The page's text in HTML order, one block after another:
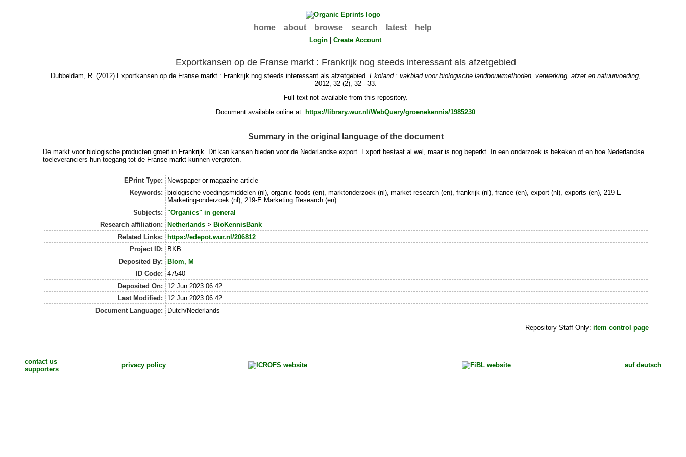
home about browse search latest help
Login |Create Account
Exportkansen op de Franse markt : Frankrijk nog steeds interessant als afzetgebied
Dubbeldam, R. (2012) Exportkansen op de Franse markt : Frankrijk nog steeds interessant als afzetgebied.Ekoland : vakblad voor biologische landbouwmethoden, verwerking, afzet en natuurvoeding,
2012, 32 (2), 32 - 33.
Full text not available from this repository.
Document available online at: https://library.wur.nl/WebQuery/groenekennis/1985230
Summary in the original language of the document
De markt voor biologische producten groeit in Frankrijk. Dit kan kansen bieden voor de Nederlandse export. Export bestaat al wel, maar is nog beperkt. In een onderzoek is bekeken of en hoe Nederlandse
toeleveranciers hun toegang tot de Franse markt kunnen vergroten.
EPrint Type:
Newspaper or magazine article
Keywords:
biologische voedingsmiddelen (nl), organic foods (en), marktonderzoek (nl), market research (en), frankrijk (nl), france (en), export (nl), exports (en), 219-E
Marketing-onderzoek (nl), 219-E Marketing Research (en)
Subjects:
"Organics" in general
Research affiliation:
Netherlands > BioKennisBank
Related Links:
https://edepot.wur.nl/206812
Project ID:
BKB
Deposited By:
Blom, M
ID Code:
47540
Deposited On:
12 Jun 2023 06:42
Last Modified:
12 Jun 2023 06:42
Document Language:
Dutch/Nederlands
Repository Staff Only: item control page
contact us
supporters
privacy policy auf deutsch